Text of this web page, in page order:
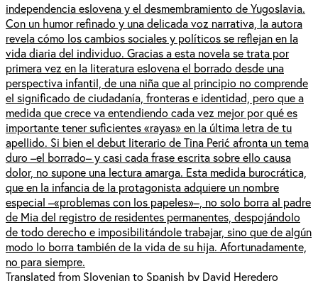
independencia eslovena y el desmembramiento de Yugoslavia.
Con un humor refinado y una delicada voz narrativa, la autora
revela cómo los cambios sociales y políticos se reflejan en la
vida diaria del individuo. Gracias a esta novela se trata por
primera vez en la literatura eslovena el borrado desde una
perspectiva infantil, de una niña que al principio no comprende
el significado de ciudadanía, fronteras e identidad, pero que a
medida que crece va entendiendo cada vez mejor por qué es
importante tener suficientes «rayas» en la última letra de tu
apellido. Si bien el debut literario de Tina Perić afronta un tema
duro –el borrado– y casi cada frase escrita sobre ello causa
dolor, no supone una lectura amarga. Esta medida burocrática,
que en la infancia de la protagonista adquiere un nombre
especial –«problemas con los papeles»–, no solo borra al padre
de Mia del registro de residentes permanentes, despojándolo
de todo derecho e imposibilitándole trabajar, sino que de algún
modo lo borra también de la vida de su hija. Afortunadamente,
no para siempre.
Translated from Slovenian to Spanish by David Heredero